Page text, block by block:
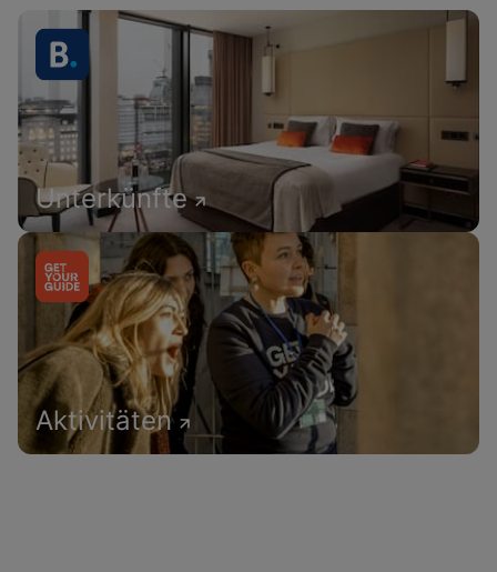
Unterkünfte
Aktivitäten